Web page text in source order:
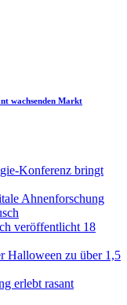
wachsenden Markt
Konferenz bringt
Ahnenforschung
veröffentlicht 18
Halloween zu über 1,5
erlebt rasant